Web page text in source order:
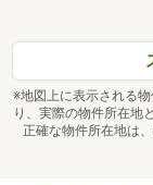
※地図上に表示される
り、実際の物件所在地
正確な物件所在地は